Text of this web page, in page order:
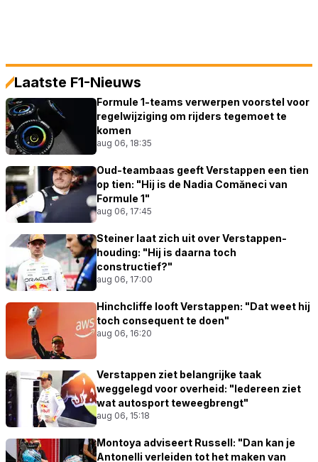
Laatste F1-Nieuws
Formule 1-teams verwerpen voorstel voor
regelwijziging om rijders tegemoet te
komen
aug 06, 18:35
Oud-teambaas geeft Verstappen een tien
op tien: "Hij is de Nadia Comăneci van
Formule 1"
aug 06, 17:45
Steiner laat zich uit over Verstappen-
houding: "Hij is daarna toch
constructief?"
aug 06, 17:00
Hinchcliffe looft Verstappen: "Dat weet hij
toch consequent te doen"
aug 06, 16:20
Verstappen ziet belangrijke taak
weggelegd voor overheid: "Iedereen ziet
wat autosport teweegbrengt"
aug 06, 15:18
Montoya adviseert Russell: "Dan kan je
Antonelli verleiden tot het maken van